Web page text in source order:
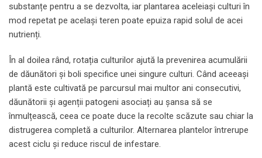
substanțe pentru a se dezvolta, iar plantarea aceleiași culturi în
mod repetat pe același teren poate epuiza rapid solul de acei
nutrienți.
În al doilea rând, rotația culturilor ajută la prevenirea acumulării
de dăunători și boli specifice unei singure culturi. Când aceeași
plantă este cultivată pe parcursul mai multor ani consecutivi,
dăunătorii și agenții patogeni asociați au șansa să se
înmulțească, ceea ce poate duce la recolte scăzute sau chiar la
distrugerea completă a culturilor. Alternarea plantelor întrerupe
acest ciclu și reduce riscul de infestare.